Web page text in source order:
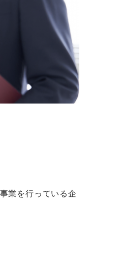
業を行っている企